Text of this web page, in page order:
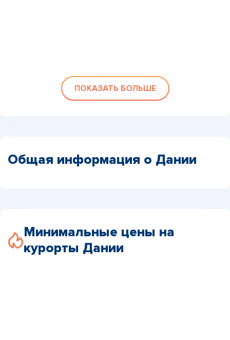
ПОКАЗАТЬ БОЛЬШЕ
Общая информация о Дании
Минимальные цены на
курорты Дании